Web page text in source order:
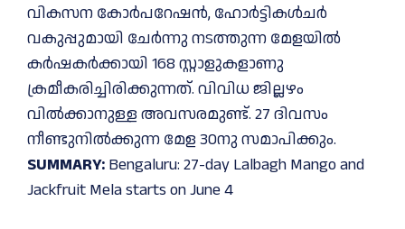
വികസന കോർപറേഷൻ, ഹോർട്ടികൾചർ
വകുപ്പുമായി ചേർന്നു നടത്തുന്ന മേളയിൽ
കർഷകർക്കായി 168 സ്റ്റാളുകളാണു
ക്രമീകരിച്ചിരിക്കുന്നത്. വിവിധ ജില്ലഴം
വിൽക്കാനുള്ള അവസരമുണ്ട്. 27 ദിവസം
നീണ്ടുനിൽക്കുന്ന മേള 30നു സമാപിക്കും.
SUMMARY: Bengaluru: 27-day Lalbagh Mango and
Jackfruit Mela starts on June 4